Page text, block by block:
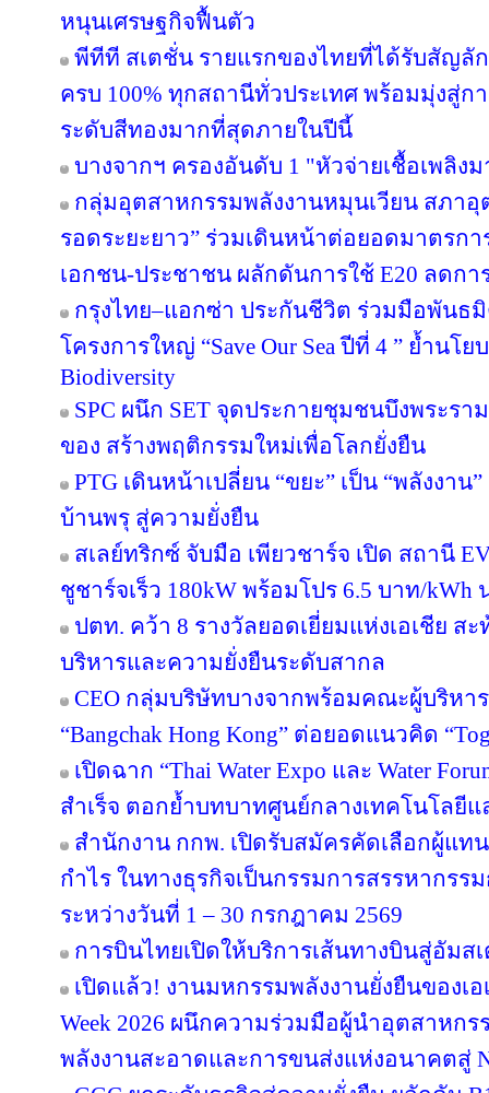
หนุนเศรษฐกิจฟื้นตัว
พีทีที สเตชั่น รายแรกของไทยที่ได้รับสัญลั
ครบ 100% ทุกสถานีทั่วประเทศ พร้อมมุ่งสู่ก
ระดับสีทองมากที่สุดภายในปีนี้
บางจากฯ ครองอันดับ 1 "หัวจ่ายเชื้อเพลิ
กลุ่มอุตสาหกรรมพลังงานหมุนเวียน สภาอุ
รอดระยะยาว” ร่วมเดินหน้าต่อยอดมาตรก
เอกชน-ประชาชน ผลักดันการใช้ E20 ลดกา
กรุงไทย–แอกซ่า ประกันชีวิต ร่วมมือพันธ
โครงการใหญ่ “Save Our Sea ปีที่ 4 ” ย้ำนโ
Biodiversity
SPC ผนึก SET จุดประกายชุมชนบึงพระร
ของ สร้างพฤติกรรมใหม่เพื่อโลกยั่งยืน
PTG เดินหน้าเปลี่ยน “ขยะ” เป็น “พลังง
บ้านพรุ สู่ความยั่งยืน
สเลย์ทริกซ์ จับมือ เพียวชาร์จ เปิด สถานี
ชูชาร์จเร็ว 180kW พร้อมโปร 6.5 บาท/kWh
ปตท. คว้า 8 รางวัลยอดเยี่ยมแห่งเอเชีย
บริหารและความยั่งยืนระดับสากล
CEO กลุ่มบริษัทบางจากพร้อมคณะผู้บริหา
“Bangchak Hong Kong” ต่อยอดแนวคิด
เปิดฉาก “Thai Water Expo และ Water
สำเร็จ ตอกย้ำบทบาทศูนย์กลางเทคโนโล
สำนักงาน กกพ. เปิดรับสมัครคัดเลือกผู้แท
กำไร ในทางธุรกิจเป็นกรรมการสรรหากรร
ระหว่างวันที่ 1 – 30 กรกฎาคม 2569
การบินไทยเปิดให้บริการเส้นทางบินสู่อัมส
เปิดแล้ว! งานมหกรรมพลังงานยั่งยืนของเอเ
Week 2026 ผนึกความร่วมมือผู้นำอุตสาหก
พลังงานสะอาดและการขนส่งแห่งอนาคตสู่